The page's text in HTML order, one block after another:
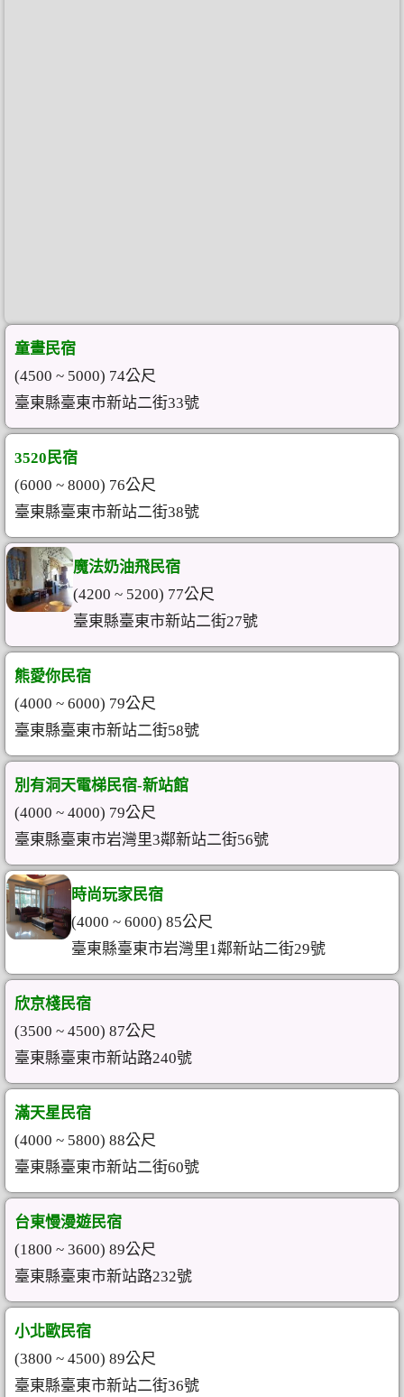
童畫民宿
(4500 ~ 5000) 74公尺
臺東縣臺東市新站二街33號
3520民宿
(6000 ~ 8000) 76公尺
臺東縣臺東市新站二街38號
魔法奶油飛民宿
(4200 ~ 5200) 77公尺
臺東縣臺東市新站二街27號
熊愛你民宿
(4000 ~ 6000) 79公尺
臺東縣臺東市新站二街58號
別有洞天電梯民宿-新站館
(4000 ~ 4000) 79公尺
臺東縣臺東市岩灣里3鄰新站二街56號
時尚玩家民宿
(4000 ~ 6000) 85公尺
臺東縣臺東市岩灣里1鄰新站二街29號
欣京棧民宿
(3500 ~ 4500) 87公尺
臺東縣臺東市新站路240號
滿天星民宿
(4000 ~ 5800) 88公尺
臺東縣臺東市新站二街60號
台東慢漫遊民宿
(1800 ~ 3600) 89公尺
臺東縣臺東市新站路232號
小北歐民宿
(3800 ~ 4500) 89公尺
臺東縣臺東市新站二街36號